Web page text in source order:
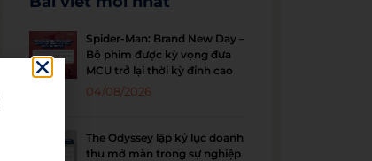
Spider-Man: Brand New Day –
Bộ phim được kỳ vọng đưa
MCU trở lại thời kỳ đỉnh cao
04/08/2026
The Odyssey lập kỷ lục doanh
thu mở màn trong sự nghiệp